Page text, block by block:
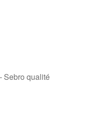
Sebro qualité